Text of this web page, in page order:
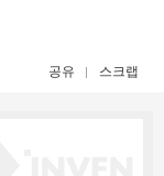
공유 스크랩